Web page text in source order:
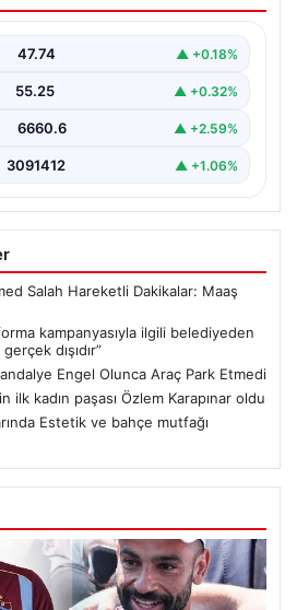
47.74 ▲ +0.18%
55.25 ▲ +0.32%
6660.6 ▲ +2.59%
3091412 ▲ +1.06%
Salah Hareketli Dakikalar: Maaş
kampanyasıyla ilgili belediyeden
dışıdır”
Engel Olunca Araç Park Etmedi
ilk kadın paşası Özlem Karapınar oldu
Estetik ve bahçe mutfağı